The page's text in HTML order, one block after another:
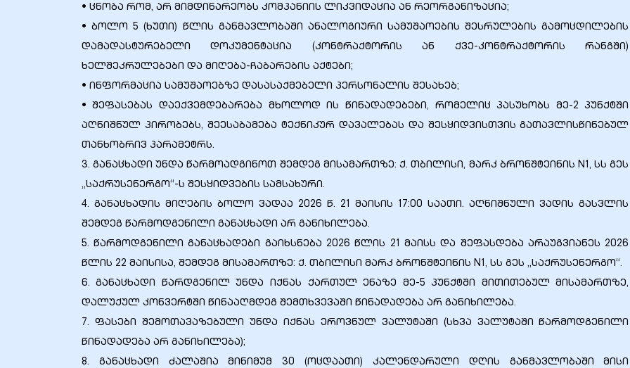
• ცნობა რომ, არ მიმდინარეობს კომპანიის ლიკვიდაცია ან რეორგანიზაცია;
• ბოლო 5 (ხუთი) წლის განმავლობაში ანალოგიური სამუშაოების შესრულების გამოცდილების
დამადასტურებელი დოკუმენტაცია (კონტრაქტორის ან ქვე-კონტრაქტორის რანგში)
ხელშეკრულებები და მიღება-ჩაბარების აქტები;
• ინფორმაცია სამუშაოებზე დასასაქმებელი პერსონალის შესახებ;
• შეფასებას დაექვემდებარება მხოლოდ ის წინადადებები, რომელიც პასუხობს მე-2 პუნქტში
აღნიშნულ პირობებს, შეესაბამება ტექნიკურ დავალებას და შესყიდვისთვის გათავლისწინებულ
თანხობრივ პარამეტრს.
3. განაცხადი უნდა წარმოადგინოთ შემდეგ მისამართზე: ქ. თბილისი, მარკ ბრონშტეინის N1, სს გეს
„საქრუსენერგო“-ს შესყიდვების სამსახური.
4. განაცხადის მიღების ბოლო ვადაა 2026 წ. 21 მაისის 17:00 საათი. აღნიშნული ვადის გასვლის
შემდეგ წარმოდგენილი განაცხადი არ განიხილება.
5. წარმოდგენილი განაცხადები გაიხსნება 2026 წლის 21 მაისს და შეფასდება არაუგვიანეს 2026
წლის 22 მაისისა, შემდეგ მისამართზე: ქ. თბილისი მარკ ბრონშტეინის N1, სს გეს „საქრუსენერგო“.
6. განაცხადი წარდგენილ უნდა იქნას ქართულ ენაზე მე-5 პუნქტში მითითებულ მისამართზე,
დალუქულ კონვერტში წინააღმდეგ შემთხვევაში წინადადება არ განიხილება.
7. ფასები შემოთავაზებული უნდა იქნას ეროვნულ ვალუტაში (სხვა ვალუტაში წარმოდგენილი
წინადადება არ განიხილება);
8. განაცხადი ძალაშია მინიმუმ 30 (ოცდაათი) კალენდარული დღის განმავლობაში მისი